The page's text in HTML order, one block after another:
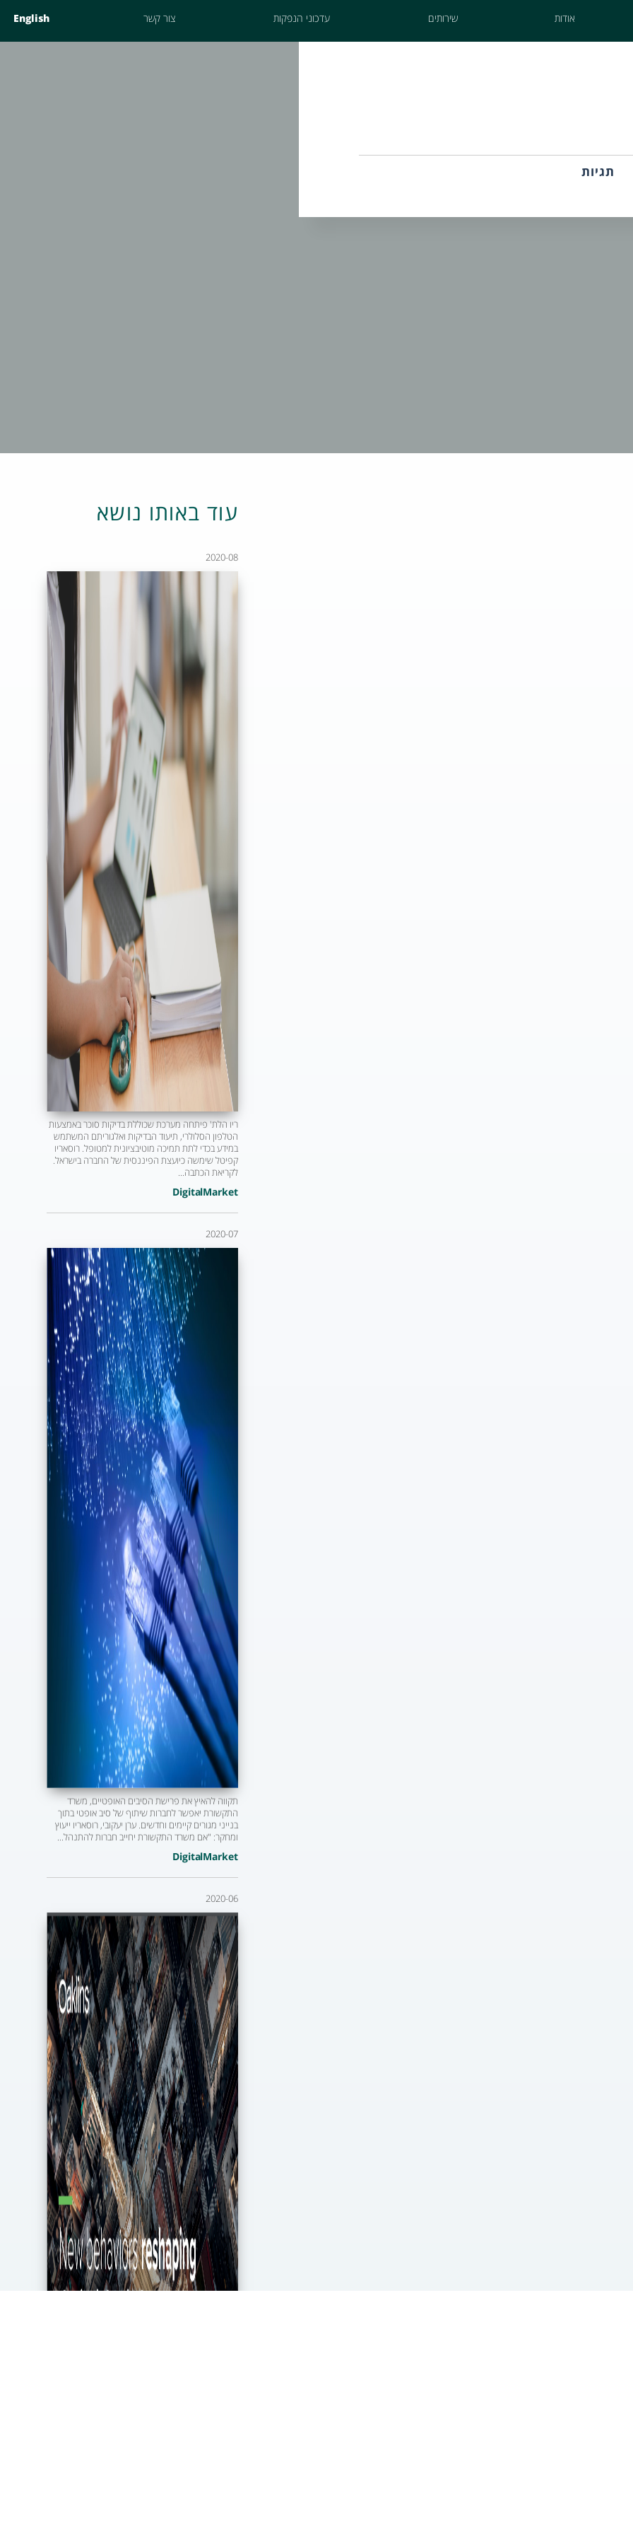
אודות שירותים עדכוני הנפקות צור קשר English
תגיות
עוד באותו נושא
2020-08
ריו הלת' פיתחה מערכת שכוללת בדיקות סוכר באמצעות
הטלפון הסלולרי, תיעוד הבדיקות ואלגוריתם המשתמש
במידע בכדי לתת תמיכה מוטיבציונית למטופל. רוסאריו
קפיטל שימשה כיועצת הפיננסית של החברה בישראל.
לקריאת הכתבה...
DigitalMarket
2020-07
תקווה להאיץ את פרישת הסיבים האופטיים, משרד
התקשורת יאפשר לחברות שיתוף של סיב אופטי בתוך
בנייני מגורים קיימים וחדשים. ערן יעקובי, רוסאריו ייעוץ
ומחקר: "אם משרד התקשורת יחייב חברות להתנהל...
DigitalMarket
2020-06